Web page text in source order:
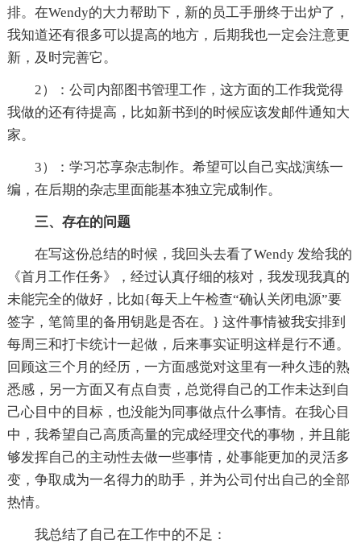
排。在Wendy的大力帮助下，新的员工手册终于出炉了，
我知道还有很多可以提高的地方，后期我也一定会注意更
新，及时完善它。
2）：公司内部图书管理工作，这方面的工作我觉得
我做的还有待提高，比如新书到的时候应该发邮件通知大
家。
3）：学习芯享杂志制作。希望可以自己实战演练一
编，在后期的杂志里面能基本独立完成制作。
三、存在的问题
在写这份总结的时候，我回头去看了Wendy 发给我的
《首月工作任务》，经过认真仔细的核对，我发现我真的
未能完全的做好，比如{每天上午检查“确认关闭电源”要
签字，笔筒里的备用钥匙是否在。} 这件事情被我安排到
每周三和打卡统计一起做，后来事实证明这样是行不通。
回顾这三个月的经历，一方面感觉对这里有一种久违的熟
悉感，另一方面又有点自责，总觉得自己的工作未达到自
己心目中的目标，也没能为同事做点什么事情。在我心目
中，我希望自己高质高量的完成经理交代的事物，并且能
够发挥自己的主动性去做一些事情，处事能更加的灵活多
变，争取成为一名得力的助手，并为公司付出自己的全部
热情。
我总结了自己在工作中的不足：